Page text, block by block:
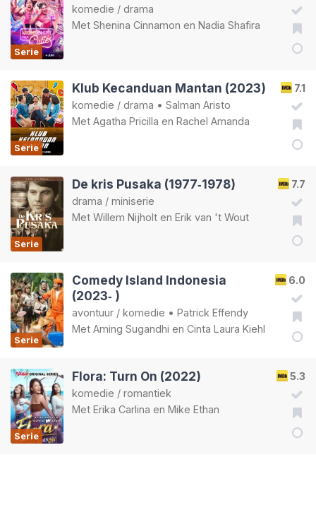
Serie
komedie / drama
Met Shenina Cinnamon en Nadia Shafira
Serie
7.1
Klub Kecanduan Mantan (2023)
komedie / drama • Salman Aristo
Met Agatha Pricilla en Rachel Amanda
Serie
7.7
De kris Pusaka (1977‑1978)
drama / miniserie
Met Willem Nijholt en Erik van 't Wout
Serie
6.0
Comedy Island Indonesia
(2023‑ )
avontuur / komedie • Patrick Effendy
Met Aming Sugandhi en Cinta Laura Kiehl
Serie
5.3
Flora: Turn On (2022)
komedie / romantiek
Met Erika Carlina en Mike Ethan